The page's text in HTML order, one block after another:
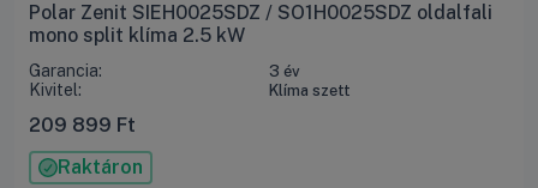
Polar Zenit SIEH0025SDZ / SO1H0025SDZ oldalfali
mono split klíma 2.5 kW
Garancia: 3 év
Kivitel: Klíma szett
209 899 Ft
Raktáron